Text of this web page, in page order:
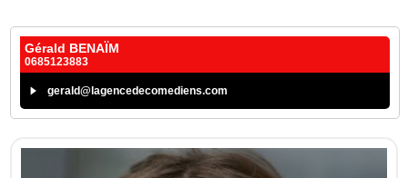
Gérald BENAÏM
0685123883
gerald@lagencedecomediens.com